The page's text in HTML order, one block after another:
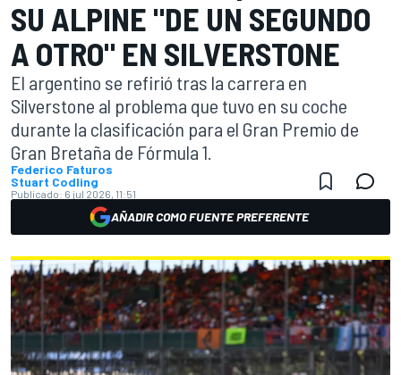
SU ALPINE "DE UN SEGUNDO
A OTRO" EN SILVERSTONE
El argentino se refirió tras la carrera en
Silverstone al problema que tuvo en su coche
durante la clasificación para el Gran Premio de
Gran Bretaña de Fórmula 1.
Federico Faturos
Stuart Codling
Publicado: 6 jul 2026, 11:51
AÑADIR COMO FUENTE PREFERENTE